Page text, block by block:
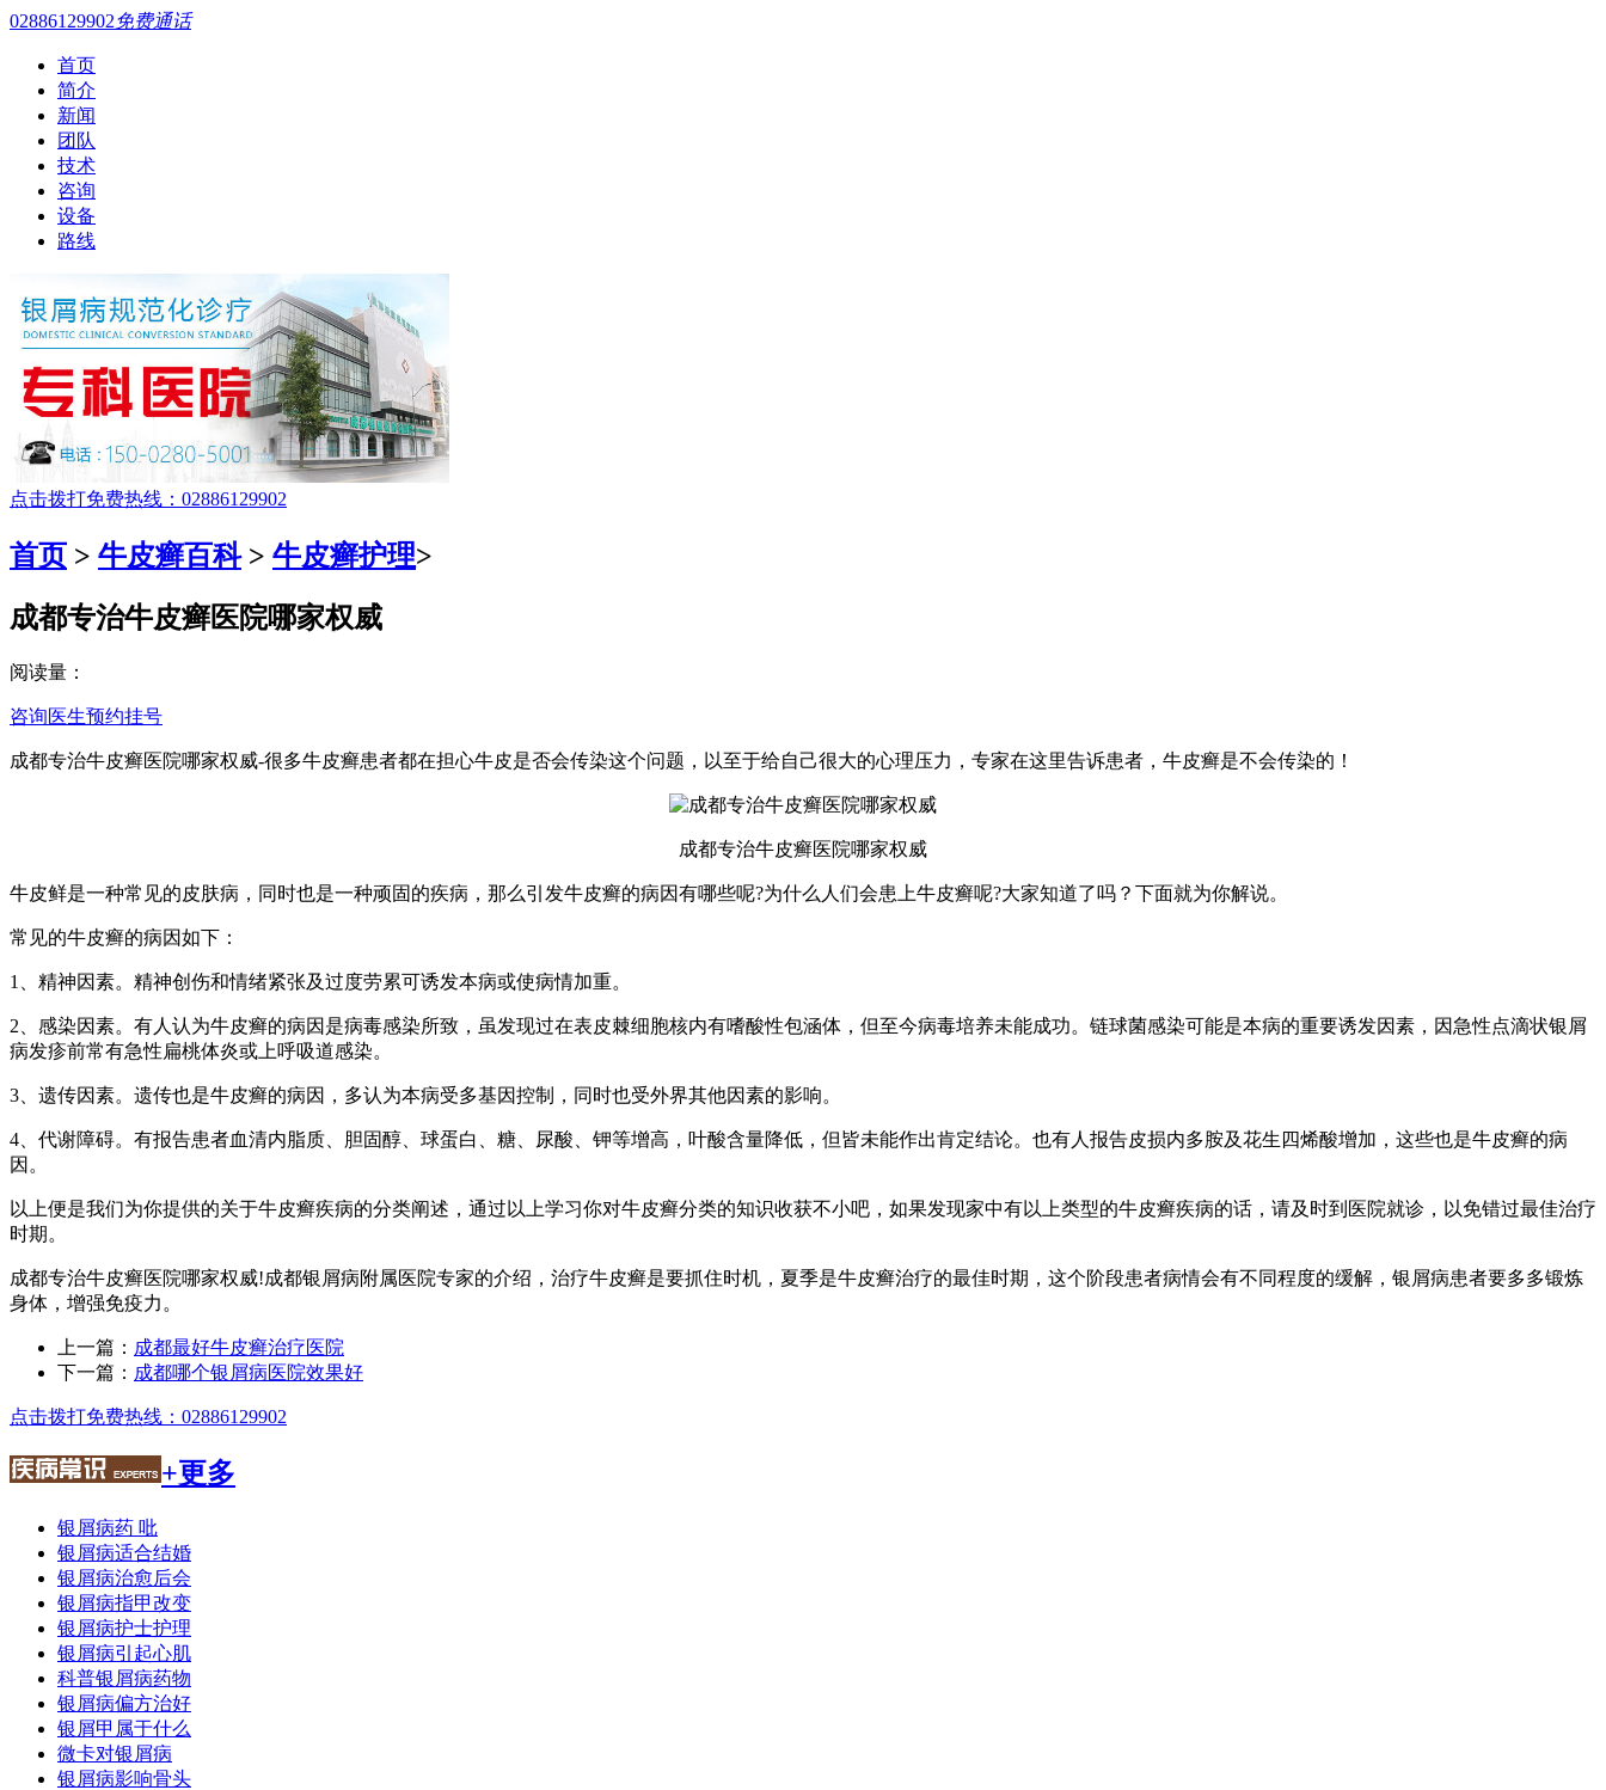
02886129902免费通话
首页
简介
新闻
团队
技术
咨询
设备
路线
点击拨打免费热线：02886129902
首页 > 牛皮癣百科> 牛皮癣护理>
成都专治牛皮癣医院哪家权威
阅读量：
咨询医生预约挂号
成都专治牛皮癣医院哪家权威-很多牛皮癣患者都在担心牛皮是否会传染这个问题，以至于给自己很大的心理压力，专家在这里告诉患者，牛皮癣是不会传染的！
成都专治牛皮癣医院哪家权威
牛皮鲜是一种常见的皮肤病，同时也是一种顽固的疾病，那么引发牛皮癣的病因有哪些呢?为什么人们会患上牛皮癣呢?大家知道了吗？下面就为你解说。
常见的牛皮癣的病因如下：
1、精神因素。精神创伤和情绪紧张及过度劳累可诱发本病或使病情加重。
2、感染因素。有人认为牛皮癣的病因是病毒感染所致，虽发现过在表皮棘细胞核内有嗜酸性包涵体，但至今病毒培养未能成功。链球菌感染可能是本病的重要诱发因素，因急性点滴状银屑
病发疹前常有急性扁桃体炎或上呼吸道感染。
3、遗传因素。遗传也是牛皮癣的病因，多认为本病受多基因控制，同时也受外界其他因素的影响。
4、代谢障碍。有报告患者血清内脂质、胆固醇、球蛋白、糖、尿酸、钾等增高，叶酸含量降低，但皆未能作出肯定结论。也有人报告皮损内多胺及花生四烯酸增加，这些也是牛皮癣的病
因。
以上便是我们为你提供的关于牛皮癣疾病的分类阐述，通过以上学习你对牛皮癣分类的知识收获不小吧，如果发现家中有以上类型的牛皮癣疾病的话，请及时到医院就诊，以免错过最佳治疗
时期。
成都专治牛皮癣医院哪家权威!成都银屑病附属医院专家的介绍，治疗牛皮癣是要抓住时机，夏季是牛皮癣治疗的最佳时期，这个阶段患者病情会有不同程度的缓解，银屑病患者要多多锻炼
身体，增强免疫力。
上一篇： 成都最好牛皮癣治疗医院
下一篇： 成都哪个银屑病医院效果好
点击拨打免费热线：02886129902
+更多
银屑病药 吡
银屑病适合结婚
银屑病治愈后会
银屑病指甲改变
银屑病护士护理
银屑病引起心肌
科普银屑病药物
银屑病偏方治好
银屑甲属于什么
微卡对银屑病
银屑病影响骨头